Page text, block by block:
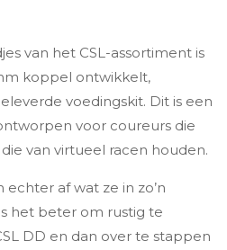
van het CSL-assortiment is
koppel ontwikkelt,
voedingskit. Dit is een
voor coureurs die
van virtueel racen houden.
af wat ze in zo’n
het beter om rustig te
DD en dan over te stappen